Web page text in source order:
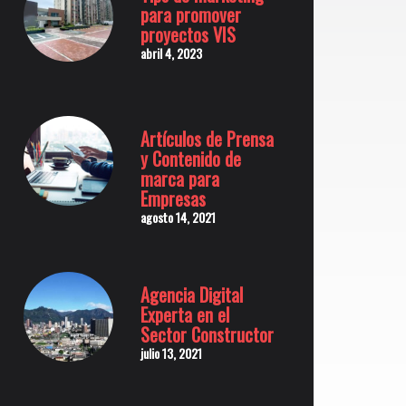
para promover
proyectos VIS
abril 4, 2023
Artículos de Prensa
y Contenido de
marca para
Empresas
agosto 14, 2021
Agencia Digital
Experta en el
Sector Constructor
julio 13, 2021